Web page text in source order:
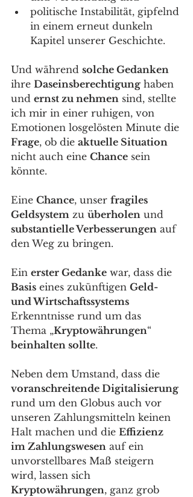
politische Instabilität, gipfelnd
in einem erneut dunkeln
Kapitel unserer Geschichte.
Und während solche Gedanken
ihre Daseinsberechtigung haben
und ernst zu nehmen sind, stellte
ich mir in einer ruhigen, von
Emotionen losgelösten Minute die
Frage, ob die aktuelle Situation
nicht auch eine Chance sein
könnte.
Eine Chance, unser fragiles
Geldsystem zu überholen und
substantielle Verbesserungen auf
den Weg zu bringen.
Ein erster Gedanke war, dass die
Basis eines zukünftigen Geld-
und Wirtschaftssystems
Erkenntnisse rund um das
Thema „Kryptowährungen“
beinhalten sollte.
Neben dem Umstand, dass die
voranschreitende Digitalisierung
rund um den Globus auch vor
unseren Zahlungsmitteln keinen
Halt machen und die Effizienz
im Zahlungswesen auf ein
unvorstellbares Maß steigern
wird, lassen sich
Kryptowährungen, ganz grob